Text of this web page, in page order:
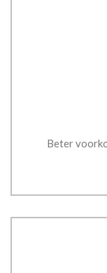
Beter